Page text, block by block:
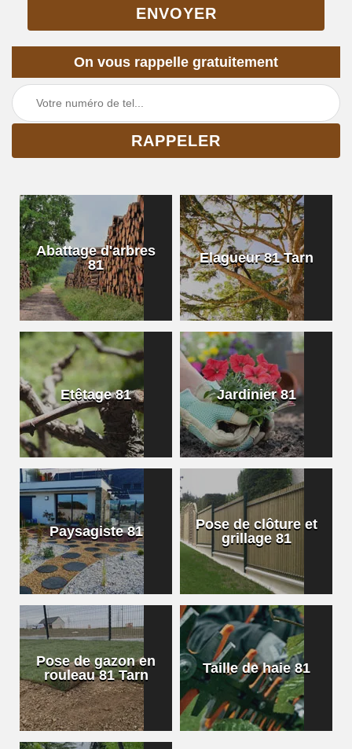
On vous rappelle gratuitement
Abattage d'arbres
81
Elagueur 81 Tarn
Etêtage 81 Jardinier 81
Paysagiste 81
Pose de clôture et
grillage 81
Pose de gazon en
rouleau 81 Tarn
Taille de haie 81